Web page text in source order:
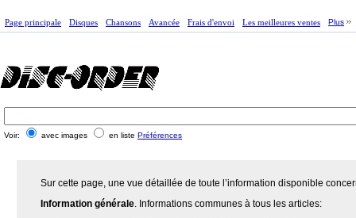
Page principale Disques Chansons Avancée Frais d'envoi Les meilleures ventes Plus
Voir: avec images en liste Préférences
Sur cette page, une vue détaillée de toute l’information disponible
Information générale. Informations communes à tous les articles: